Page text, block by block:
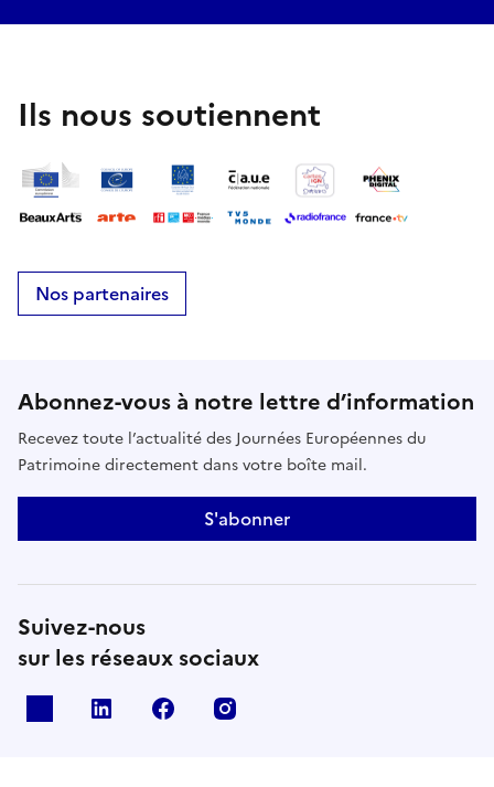
Ils nous soutiennent
Nos partenaires
Abonnez-vous à notre lettre d’information
Recevez toute l’actualité des Journées Européennes du
Patrimoine directement dans votre boîte mail.
S'abonner
Suivez-nous
sur les réseaux sociaux
Linkedin Facebook